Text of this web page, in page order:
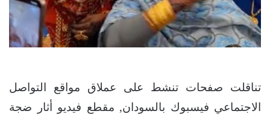
تناقلت صفحات تنشط على عملاق مواقع التواصل
الاجتماعي فيسبوك بالسودان, مقطع فيديو أثار ضجة